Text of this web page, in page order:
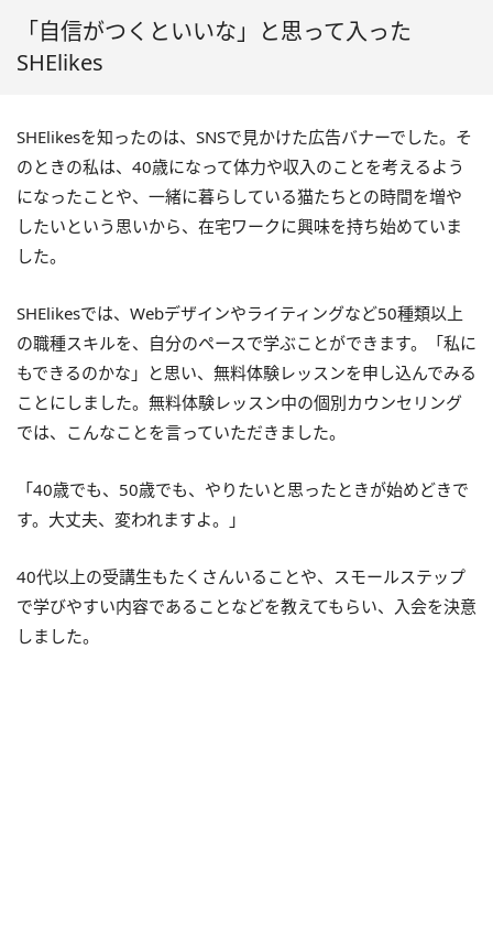
「自信がつくといいな」と思って入った
SHElikes
SHElikesを知ったのは、SNSで見かけた広告バナーでした。そ
のときの私は、40歳になって体力や収入のことを考えるよう
になったことや、一緒に暮らしている猫たちとの時間を増や
したいという思いから、在宅ワークに興味を持ち始めていま
した。
SHElikesでは、Webデザインやライティングなど50種類以上
の職種スキルを、自分のペースで学ぶことができます。「私に
もできるのかな」と思い、無料体験レッスンを申し込んでみる
ことにしました。無料体験レッスン中の個別カウンセリング
では、こんなことを言っていただきました。
「40歳でも、50歳でも、やりたいと思ったときが始めどきで
す。大丈夫、変われますよ。」
40代以上の受講生もたくさんいることや、スモールステップ
で学びやすい内容であることなどを教えてもらい、入会を決意
しました。